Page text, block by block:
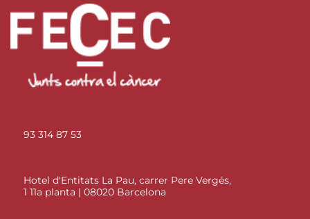
93 314 87 53
Hotel d'Entitats La Pau, carrer Pere Vergés,
1 11a planta | 08020 Barcelona